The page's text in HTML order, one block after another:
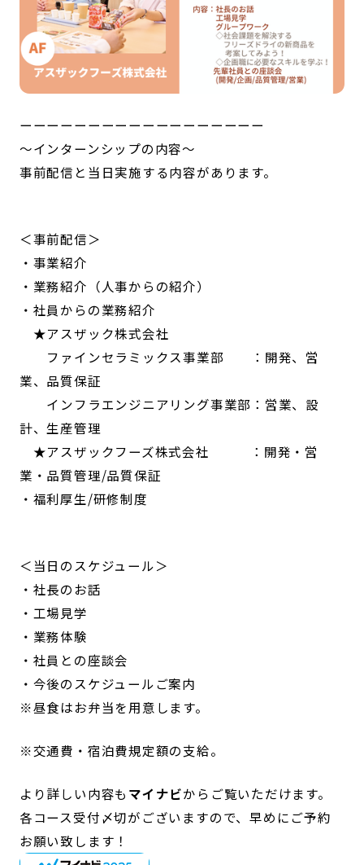
ーーーーーーーーーーーーーーーーーー
～インターンシップの内容～
事前配信と当日実施する内容があります。
＜事前配信＞
・事業紹介
・業務紹介（人事からの紹介）
・社員からの業務紹介
★アスザック株式会社
ファインセラミックス事業部 ：開発、営
業、品質保証
インフラエンジニアリング事業部：営業、設
計、生産管理
★アスザックフーズ株式会社 ：開発・営
業・品質管理/品質保証
・福利厚生/研修制度
＜当日のスケジュール＞
・社長のお話
・工場見学
・業務体験
・社員との座談会
・今後のスケジュールご案内
※昼食はお弁当を用意します。
※交通費・宿泊費規定額の支給。
より詳しい内容も マイナビからご覧いただけます。
各コース受付〆切がございますので、早めにご予約
お願い致します！